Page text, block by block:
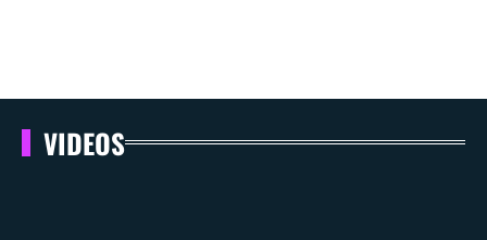
VIDEOS